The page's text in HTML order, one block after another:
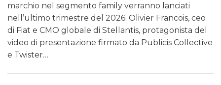
marchio nel segmento family verranno lanciati
nell’ultimo trimestre del 2026. Olivier Francois, ceo
di Fiat e CMO globale di Stellantis, protagonista del
video di presentazione firmato da Publicis Collective
e Twister…